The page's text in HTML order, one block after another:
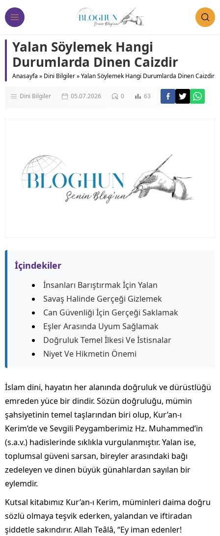
Yalan Söylemek Hangi
Durumlarda Dinen Caizdir
Anasayfa » Dini Bilgiler»Yalan Söylemek Hangi Durumlarda Dinen Caizdir
Dini Bilgiler 05.07.2026 0 63
İçindekiler
İnsanları Barıştırmak İçin Yalan
Savaş Halinde Gerçeği Gizlemek
Can Güvenliği İçin Gerçeği Saklamak
Eşler Arasında Uyum Sağlamak
Doğruluk Temel İlkesi Ve İstisnalar
Niyet Ve Hikmetin Önemi
İslam dini, hayatın her alanında doğruluk ve dürüstlüğü
emreden yüce bir dindir. Sözün doğruluğu, mümin
şahsiyetinin temel taşlarından biri olup, Kur’an-ı
Kerim’de ve Sevgili Peygamberimiz Hz. Muhammed’in
(s.a.v.) hadislerinde sıklıkla vurgulanmıştır. Yalan ise,
toplumsal güveni sarsan, bireyler arasındaki bağı
zedeleyen ve dinen büyük günahlardan sayılan bir
eylemdir.
Kutsal kitabımız Kur’an-ı Kerim, müminleri daima doğru
sözlü olmaya teşvik ederken, yalandan ve iftiradan
şiddetle sakındırır. Allah Teâlâ, “Ey iman edenler!